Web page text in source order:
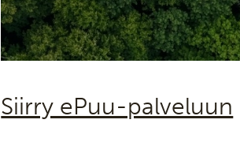
Siirry ePuu-palveluun